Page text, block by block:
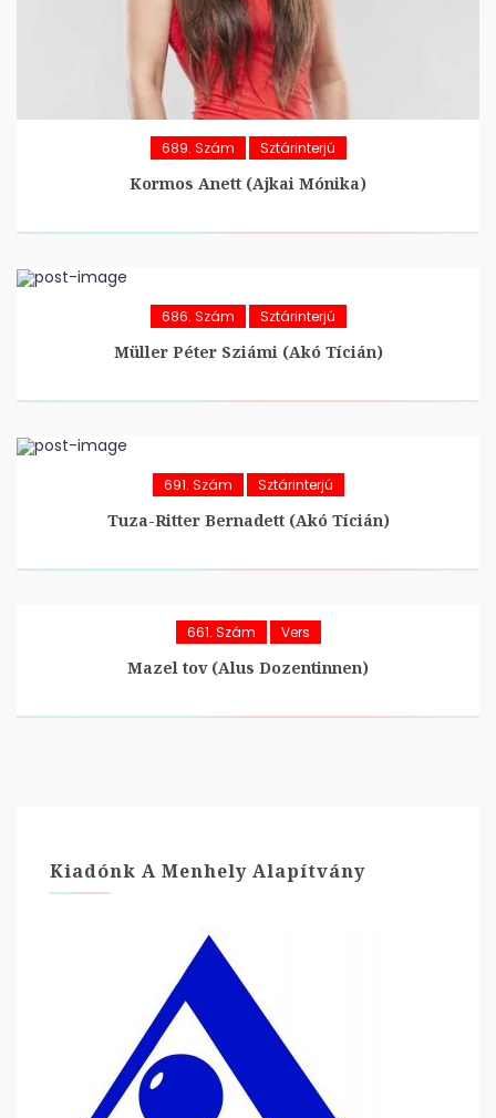
689. Szám Sztárinterjú
Kormos Anett (Ajkai Mónika)
686. Szám Sztárinterjú
Müller Péter Sziámi (Akó Tícián)
691. Szám Sztárinterjú
Tuza-Ritter Bernadett (Akó Tícián)
661. Szám Vers
Mazel tov (Alus Dozentinnen)
Kiadónk A Menhely Alapítvány